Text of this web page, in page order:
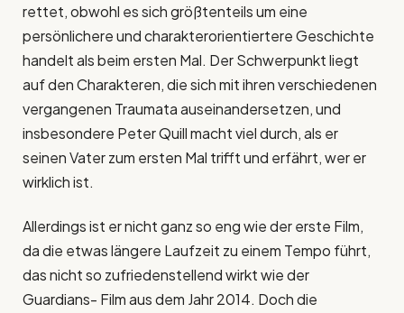
rettet, obwohl es sich größtenteils um eine
persönlichere und charakterorientiertere Geschichte
handelt als beim ersten Mal. Der Schwerpunkt liegt
auf den Charakteren, die sich mit ihren verschiedenen
vergangenen Traumata auseinandersetzen, und
insbesondere Peter Quill macht viel durch, als er
seinen Vater zum ersten Mal trifft und erfährt, wer er
wirklich ist.
Allerdings ist er nicht ganz so eng wie der erste Film,
da die etwas längere Laufzeit zu einem Tempo führt,
das nicht so zufriedenstellend wirkt wie der
Guardians- Film aus dem Jahr 2014. Doch die